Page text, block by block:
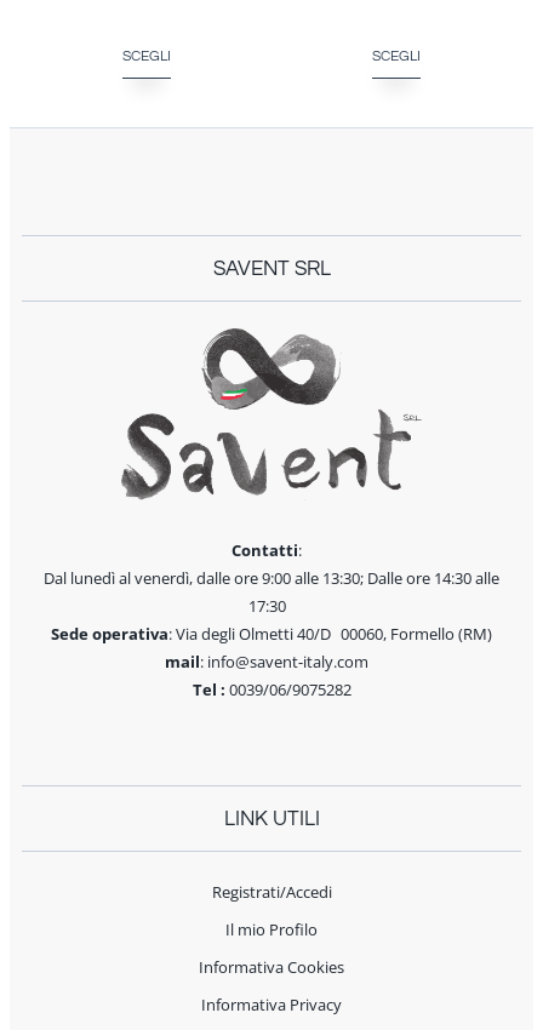
SCEGLI SCEGLI
SAVENT SRL
Contatti:
Dal lunedì al venerdì, dalle ore 9:00 alle 13:30; Dalle ore 14:30 alle
17:30
Sede operativa: Via degli Olmetti 40/D 00060, Formello (RM)
mail: info@savent-italy.com
Tel : 0039/06/9075282
LINK UTILI
Registrati/Accedi
Il mio Profilo
Informativa Cookies
Informativa Privacy